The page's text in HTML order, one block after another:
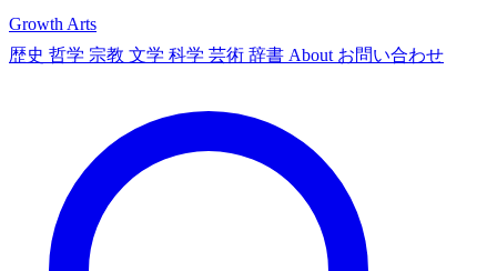
Growth Arts
歴史 哲学 宗教 文学 科学 芸術 辞書 About お問い合わせ